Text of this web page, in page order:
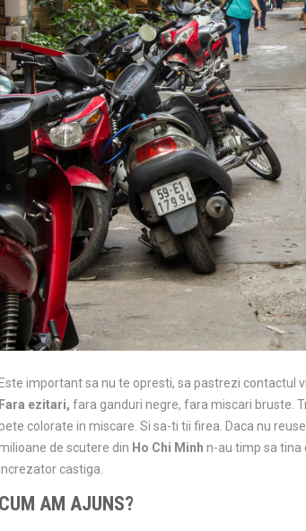
Este important sa nu te opresti, sa pastrezi contactul
Fara ezitari, fara ganduri negre, fara miscari bruste.
colorate in miscare. Si sa-ti tii firea. Daca nu
de scutere din Ho Chi Minh n-au timp sa tina
castiga.
CUM AM AJUNS?